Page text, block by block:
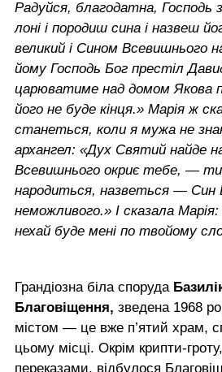
Радуйся, благодатна,
лоні і породиш сина і назвеш
великий і Сином Всевишнього
йому Господь Бог престіл
царюватиме над домом Якова
його не буде кінця.» Марія ж
станеться, коли я мужа не
архангел: «Дух Святий найде
Всевишнього окриє тебе, —
народиться, назветься — Син
неможливого.» І сказала
нехай буде мені по твойому
Грандіозна біла споруда
Благовіщення, зведена 1968
містом — це вже п’ятий храм,
цьому місці. Окрім крипти-
переказами, відбулося